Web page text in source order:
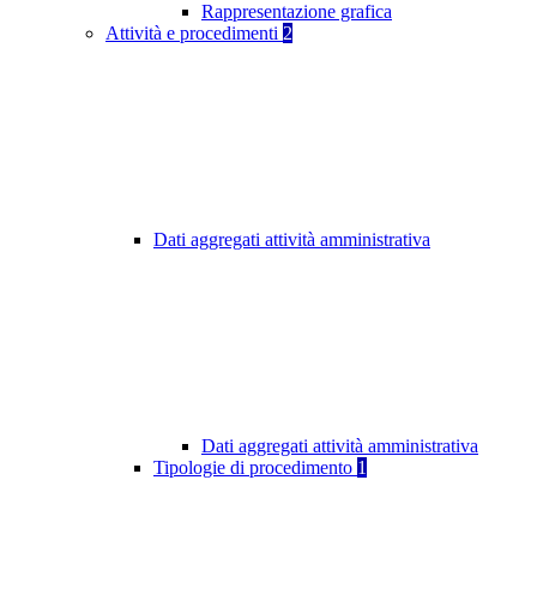
Rappresentazione grafica
Attività e procedimenti 2
Dati aggregati attività amministrativa
Dati aggregati attività amministrativa
Tipologie di procedimento 1